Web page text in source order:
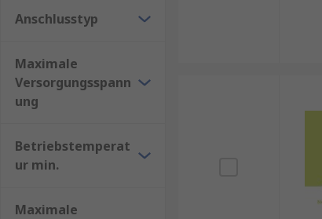
Anschlusstyp
Maximale
Versorgungsspann
ung
Betriebstemperat
ur min.
Maximale